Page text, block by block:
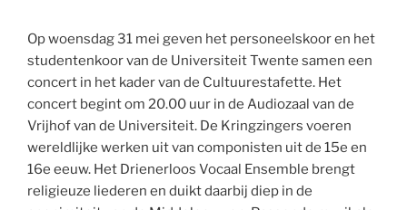
Op woensdag 31 mei geven het personeelskoor en het
studentenkoor van de Universiteit Twente samen een
concert in het kader van de Cultuurestafette. Het
concert begint om 20.00 uur in de Audiozaal van de
Vrijhof van de Universiteit. De Kringzingers voeren
wereldlijke werken uit van componisten uit de 15e en
16e eeuw. Het Drienerloos Vocaal Ensemble brengt
religieuze liederen en duikt daarbij diep in de